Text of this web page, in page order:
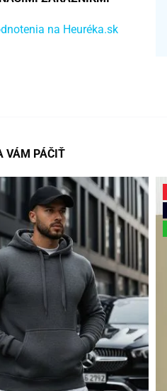
na Heuréka.sk
VÁM PÁČIŤ